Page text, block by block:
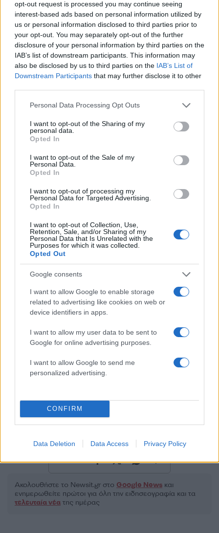
opt-out request is processed you may continue seeing
interest-based ads based on personal information utilized by
us or personal information disclosed to third parties prior to
your opt-out. You may separately opt-out of the further
disclosure of your personal information by third parties on the
IAB’s list of downstream participants. This information may
also be disclosed by us to third parties on the IAB’s List of
Downstream Participants that may further disclose it to other
Please note that this website/app uses one or more Google
not limited to your visit or usage behaviour. You may click to
grant or deny consent to Google and its third-party tags to
use your data for below specified purposes in below Google
consent section.
Personal Data Processing Opt Outs
I want to opt-out of the Sharing of my
personal data.
Opted In
I want to opt-out of the Sale of my
Personal Data.
Opted In
I want to opt-out of processing my
Personal Data for Targeted Advertising.
Opted In
I want to opt-out of Collection, Use,
Retention, Sale, and/or Sharing of my
Personal Data that Is Unrelated with the
Purposes for which it was collected.
Opted Out
Google consents
I want to allow Google to enable storage
related to advertising like cookies on web or
device identifiers in apps.
I want to allow my user data to be sent to
Google for online advertising purposes.
I want to allow Google to send me
personalized advertising.
CONFIRM
Data Deletion Data Access Privacy Policy
Σχόλια
Σχολίασε εδώ
50 /50
Υποβολή σχολίου
Πολιτική Απορρήτου&Όροι Χρήσηςτης Google.
Τοπικά Νέα
ΔΗΜΟΣΙΟΣ ΥΠΑΛΛΗΛΟΣ
ΗΡΑΚΛΕΙΟ
ΚΡΗΤΗ
ΟΠΛΟ
Share:
Ακολουθήστε το Νewsit.gr στο Google News και
ενημερωθείτε πρώτοι για όλη την ειδησεογραφία και τα
τελευταία νέα της ημέρας
Αν τα χάσατε
Marfin: «Δεν υπάρχει
ταυτοποίηση» λέει ο
Η ξανθιά κοτσίδα και η
εξέταση του 2022 για την
ίδια υπόθεση
Το 5ο πακέτο βίντεο
«τρίγωνο» και οι
σφαίρες»